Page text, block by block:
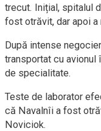
trecut. Inițial, spitalul
fost otrăvit, dar apoi a
După intense
transportat cu avionul
de specialitate.
Teste de laborator
că Navalnîi a fost
Noviciok.